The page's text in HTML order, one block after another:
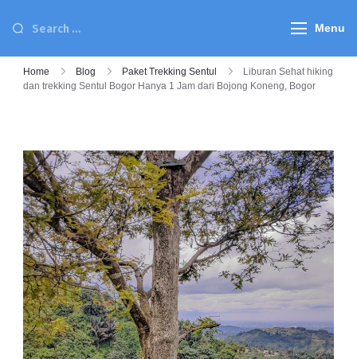
Menu
Home Blog Paket Trekking Sentul
Liburan Sehat hiking
dan trekking Sentul Bogor Hanya 1 Jam dari Bojong Koneng, Bogor